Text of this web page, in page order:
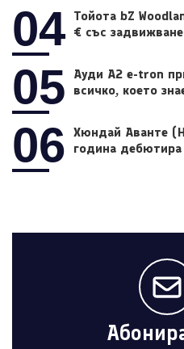
04 Тойота bZ
€ със
05
Ауди A2 e-tron
всичко, което
06
Хюндай Аванте
година